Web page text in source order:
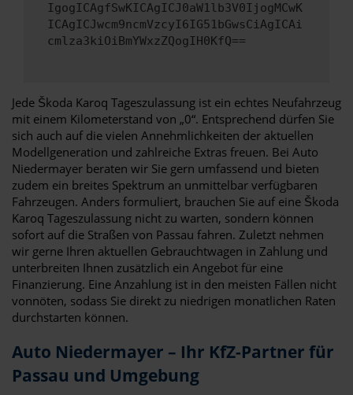
IgogICAgfSwKICAgICJ0aW1lb3V0IjogMCwK
ICAgICJwcm9ncmVzcyI6IG51bGwsCiAgICAi
cmlza3kiOiBmYWxzZQogIH0KfQ==
Jede Škoda Karoq Tageszulassung ist ein echtes Neufahrzeug
mit einem Kilometerstand von „0“. Entsprechend dürfen Sie
sich auch auf die vielen Annehmlichkeiten der aktuellen
Modellgeneration und zahlreiche Extras freuen. Bei Auto
Niedermayer beraten wir Sie gern umfassend und bieten
zudem ein breites Spektrum an unmittelbar verfügbaren
Fahrzeugen. Anders formuliert, brauchen Sie auf eine Škoda
Karoq Tageszulassung nicht zu warten, sondern können
sofort auf die Straßen von Passau fahren. Zuletzt nehmen
wir gerne Ihren aktuellen Gebrauchtwagen in Zahlung und
unterbreiten Ihnen zusätzlich ein Angebot für eine
Finanzierung. Eine Anzahlung ist in den meisten Fällen nicht
vonnöten, sodass Sie direkt zu niedrigen monatlichen Raten
durchstarten können.
Auto Niedermayer – Ihr KfZ-Partner für
Passau und Umgebung